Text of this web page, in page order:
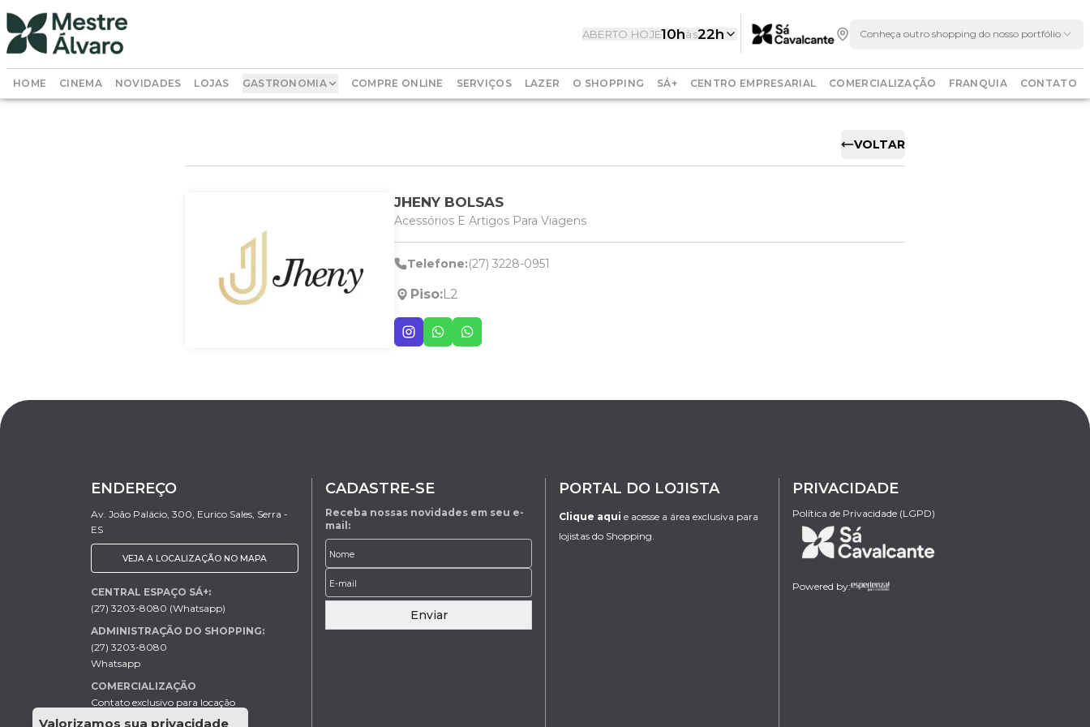
ABERTO HOJE10hàs22h Conheça outro shopping do nosso portfólio
HOME CINEMA NOVIDADES LOJAS GASTRONOMIA COMPRE ONLINE SERVIÇOS LAZER O SHOPPING SÁ+ CENTRO EMPRESARIAL COMERCIALIZAÇÃO FRANQUIA CONTATO
VOLTAR
JHENY BOLSAS
Acessórios E Artigos Para Viagens
Telefone:(27) 3228-0951
Piso:L2
ENDEREÇO
Av. João Palácio, 300, Eurico Sales, Serra -
ES
VEJA A LOCALIZAÇÃO NO MAPA
CENTRAL ESPAÇO SÁ+:
(27) 3203-8080 (Whatsapp)
ADMINISTRAÇÃO DO SHOPPING:
(27) 3203-8080
Whatsapp
COMERCIALIZAÇÃO
Contato exclusivo para locação
Helder - (27) 99613-0046
CADASTRE-SE
Receba nossas novidades em seu e-
mail:
Enviar
PORTAL DO LOJISTA
Clique aqui e acesse a área exclusiva para
lojistas do Shopping.
PRIVACIDADE
Política de Privacidade (LGPD)
Powered by:
Valorizamos sua privacidade